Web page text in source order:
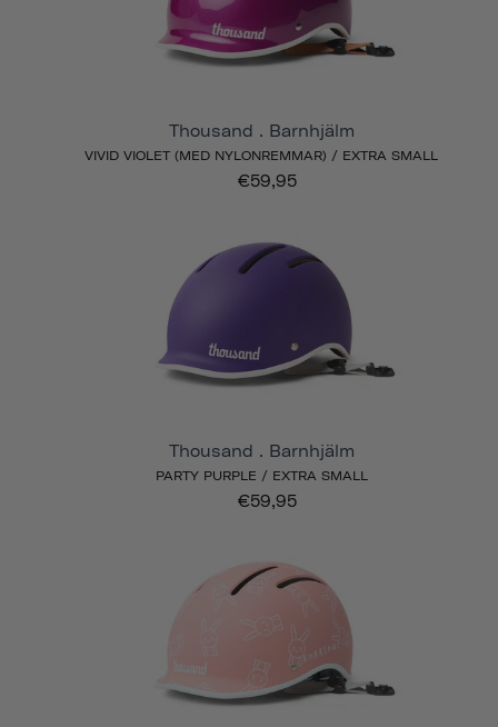
Thousand . Barnhjälm
VIVID VIOLET (MED NYLONREMMAR) / EXTRA SMALL
€59,95
Thousand . Barnhjälm
PARTY PURPLE / EXTRA SMALL
€59,95